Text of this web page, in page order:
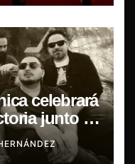
celebrará
junto a
de René